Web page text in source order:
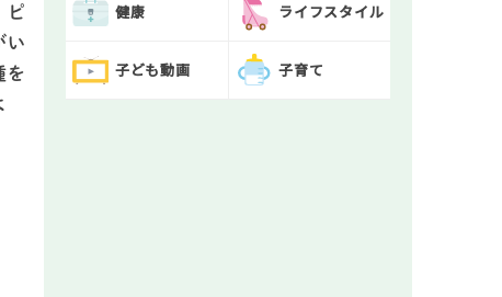
ピ
い
を
健康 ライフスタイル
子ども動画 子育て